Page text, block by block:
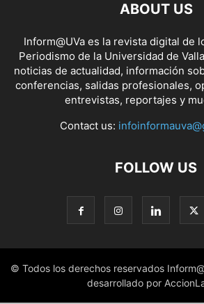
ABOUT US
Inform@UVa es la revista digital de
Periodismo de la Universidad de
noticias de actualidad, información
conferencias, salidas profesionales,
entrevistas, reportajes y
Contact us:
FOLLOW US
© Todos los derechos reservados
desarrollado por